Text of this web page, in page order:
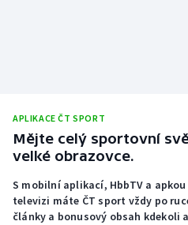
APLIKACE ČT SPORT
Mějte celý sportovní
velké obrazovce.
S mobilní aplikací, HbbTV a
televizi máte ČT sport vždy po
články a bonusový obsah kdekoli